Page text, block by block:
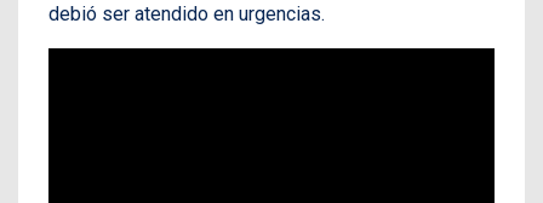
debió ser atendido en urgencias.